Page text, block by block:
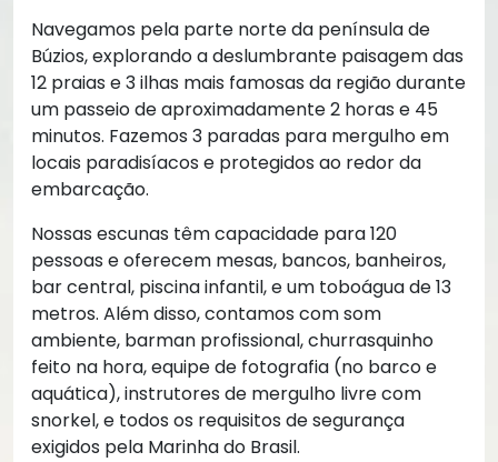
Navegamos pela parte norte da península de
Búzios, explorando a deslumbrante paisagem das
12 praias e 3 ilhas mais famosas da região durante
um passeio de aproximadamente 2 horas e 45
minutos. Fazemos 3 paradas para mergulho em
locais paradisíacos e protegidos ao redor da
embarcação.
Nossas escunas têm capacidade para 120
pessoas e oferecem mesas, bancos, banheiros,
bar central, piscina infantil, e um toboágua de 13
metros. Além disso, contamos com som
ambiente, barman profissional, churrasquinho
feito na hora, equipe de fotografia (no barco e
aquática), instrutores de mergulho livre com
snorkel, e todos os requisitos de segurança
exigidos pela Marinha do Brasil.